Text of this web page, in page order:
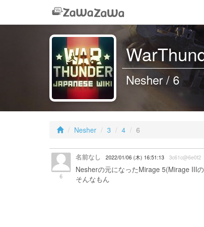
Nesher / 6
Nesher 3 4 6
6
名前なし 2022/01/06 (木) 16:51:13 3c61c@6e0f2
Nesherの元になったMirage 5(Mirage III
そんなもん